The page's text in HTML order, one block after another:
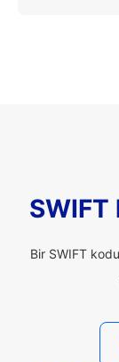
SWIFT
Bir SWIFT